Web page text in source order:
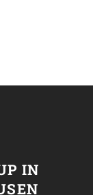
IN